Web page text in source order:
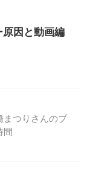
因と動画編
まつりさんのブ
間